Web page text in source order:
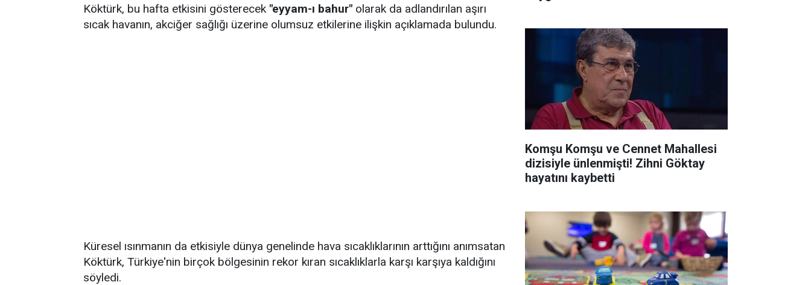
Köktürk, bu hafta etkisini gösterecek "eyyam-ı bahur" olarak da adlandırılan aşırı
sıcak havanın, akciğer sağlığı üzerine olumsuz etkilerine ilişkin açıklamada bulundu.
Küresel ısınmanın da etkisiyle dünya genelinde hava sıcaklıklarının arttığını anımsatan
Köktürk, Türkiye'nin birçok bölgesinin rekor kıran sıcaklıklarla karşı karşıya kaldığını
söyledi.
Komşu Komşu ve Cennet Mahallesi
dizisiyle ünlenmişti! Zihni Göktay
hayatını kaybetti